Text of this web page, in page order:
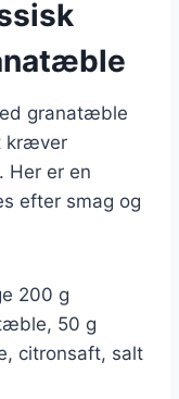
granatæble
kræver
Her er en
efter smag og
200 g
50 g
citronsaft, salt